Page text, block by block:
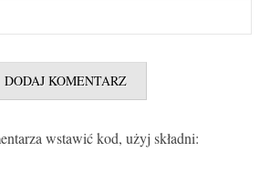
wstawić kod, użyj składni: